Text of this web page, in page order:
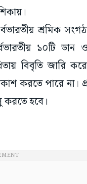
শ্রমিক
১০টি
বিবৃতি জারি
করতে পারে না।
করতে হবে।